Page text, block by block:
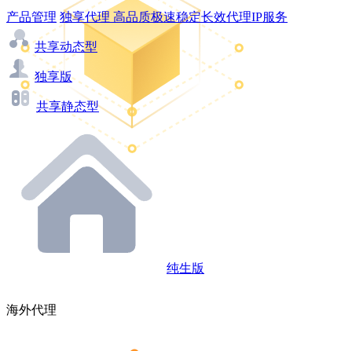
产品管理 独享代理 高品质极速稳定长效代理IP服务
共享动态型
独享版
共享静态型
纯生版
海外代理